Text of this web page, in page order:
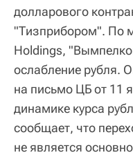
долларового
"Тизприбором". По
Holdings,
ослабление рубля.
на письмо ЦБ от 11
динамике курса
сообщает, что
не является